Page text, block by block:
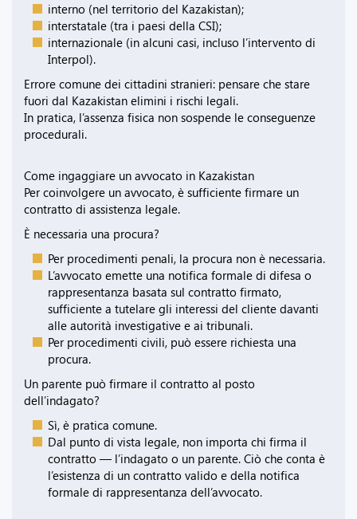
interno (nel territorio del Kazakistan);
interstatale (tra i paesi della CSI);
internazionale (in alcuni casi, incluso l’intervento di
Interpol).
Errore comune dei cittadini stranieri: pensare che stare
fuori dal Kazakistan elimini i rischi legali.
In pratica, l’assenza fisica non sospende le conseguenze
procedurali.
Come ingaggiare un avvocato in Kazakistan
Per coinvolgere un avvocato, è sufficiente firmare un
contratto di assistenza legale.
È necessaria una procura?
Per procedimenti penali, la procura non è necessaria.
L’avvocato emette una notifica formale di difesa o
rappresentanza basata sul contratto firmato,
sufficiente a tutelare gli interessi del cliente davanti
alle autorità investigative e ai tribunali.
Per procedimenti civili, può essere richiesta una
procura.
Un parente può firmare il contratto al posto
dell’indagato?
Sì, è pratica comune.
Dal punto di vista legale, non importa chi firma il
contratto — l’indagato o un parente. Ciò che conta è
l’esistenza di un contratto valido e della notifica
formale di rappresentanza dell’avvocato.